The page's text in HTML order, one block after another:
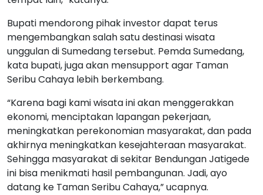
Bupati mendorong pihak investor dapat terus
mengembangkan salah satu destinasi wisata
unggulan di Sumedang tersebut. Pemda Sumedang,
kata bupati, juga akan mensupport agar Taman
Seribu Cahaya lebih berkembang.
“Karena bagi kami wisata ini akan menggerakkan
ekonomi, menciptakan lapangan pekerjaan,
meningkatkan perekonomian masyarakat, dan pada
akhirnya meningkatkan kesejahteraan masyarakat.
Sehingga masyarakat di sekitar Bendungan Jatigede
ini bisa menikmati hasil pembangunan. Jadi, ayo
datang ke Taman Seribu Cahaya,” ucapnya.